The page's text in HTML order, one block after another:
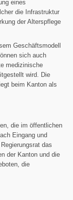
eines
die Infrastruktur
der Alterspflege
Geschäftsmodell
sich auch
medizinische
wird. Die
beim Kanton als
die im öffentlichen
Eingang und
das
der Kanton und die
die